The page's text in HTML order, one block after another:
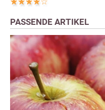
PASSENDE ARTIKEL